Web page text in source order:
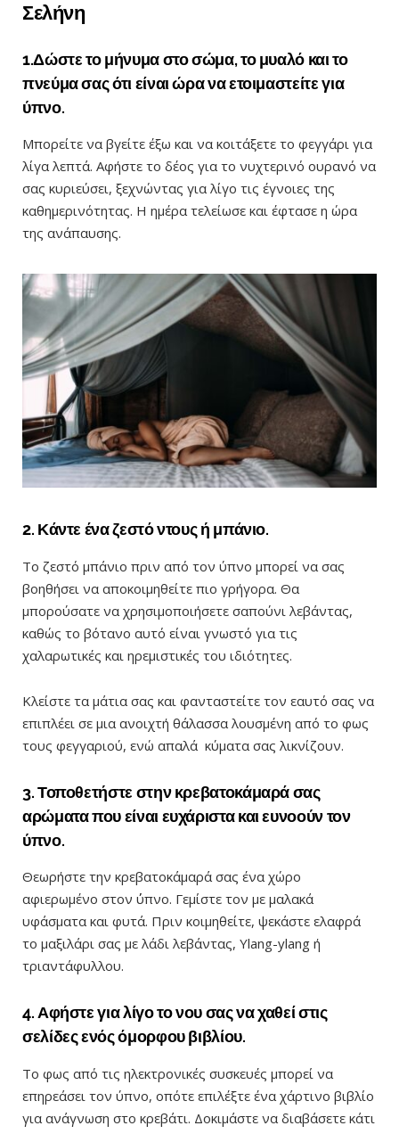
Σελήνη
1.Δώστε το μήνυμα στο σώμα, το μυαλό και το
πνεύμα σας ότι είναι ώρα να ετοιμαστείτε για
ύπνο.
Μπορείτε να βγείτε έξω και να κοιτάξετε το φεγγάρι για
λίγα λεπτά. Αφήστε το δέος για το νυχτερινό ουρανό να
σας κυριεύσει, ξεχνώντας για λίγο τις έγνοιες της
καθημερινότητας. Η ημέρα τελείωσε και έφτασε η ώρα
της ανάπαυσης.
2. Κάντε ένα ζεστό ντους ή μπάνιο.
Το ζεστό μπάνιο πριν από τον ύπνο μπορεί να σας
βοηθήσει να αποκοιμηθείτε πιο γρήγορα. Θα
μπορούσατε να χρησιμοποιήσετε σαπούνι λεβάντας,
καθώς το βότανο αυτό είναι γνωστό για τις
χαλαρωτικές και ηρεμιστικές του ιδιότητες.
Κλείστε τα μάτια σας και φανταστείτε τον εαυτό σας να
επιπλέει σε μια ανοιχτή θάλασσα λουσμένη από το φως
τους φεγγαριού, ενώ απαλά κύματα σας λικνίζουν.
3. Τοποθετήστε στην κρεβατοκάμαρά σας
αρώματα που είναι ευχάριστα και ευνοούν τον
ύπνο.
Θεωρήστε την κρεβατοκάμαρά σας ένα χώρο
αφιερωμένο στον ΄ύπνο. Γεμίστε τον με μαλακά
υφάσματα και φυτά. Πριν κοιμηθείτε, ψεκάστε ελαφρά
το μαξιλάρι σας με λάδι λεβάντας, Ylang-ylang ή
τριαντάφυλλου.
4. Αφήστε για λίγο το νου σας να χαθεί στις
σελίδες ενός όμορφου βιβλίου.
Το φως από τις ηλεκτρονικές συσκευές μπορεί να
επηρεάσει τον ύπνο, οπότε επιλέξτε ένα χάρτινο βιβλίο
για ανάγνωση στο κρεβάτι. Δοκιμάστε να διαβάσετε κάτι